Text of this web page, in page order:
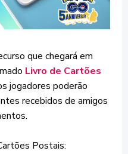
que chegará em
Livro de Cartões
jogadores poderão
recebidos de amigos
Postais: